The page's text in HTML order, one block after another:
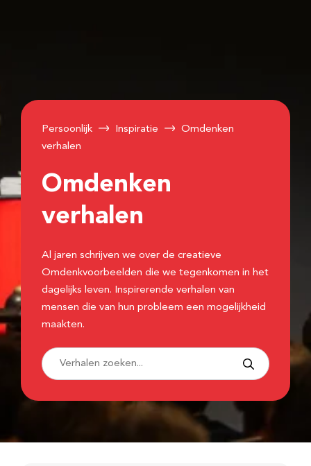
Persoonlijk Inspiratie
Omdenken
verhalen
Omdenken
verhalen
Al jaren schrijven we over de creatieve
Omdenkvoorbeelden die we tegenkomen in het
dagelijks leven. Inspirerende verhalen van
mensen die van hun probleem een mogelijkheid
maakten.